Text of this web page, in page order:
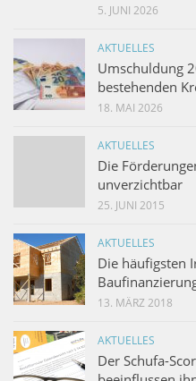
5. JUNI 2026
AKTUELLES
Umschuldung
bestehenden
18. MAI 2026
AKTUELLES
Die
unverzichtbar
25. JUNI 2015
AKTUELLES
Die häufigsten
13. MÄRZ 2018
AKTUELLES
Der Schufa-